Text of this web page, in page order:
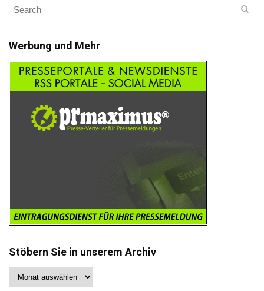
Werbung und Mehr
Stöbern Sie in unserem Archiv
Sie